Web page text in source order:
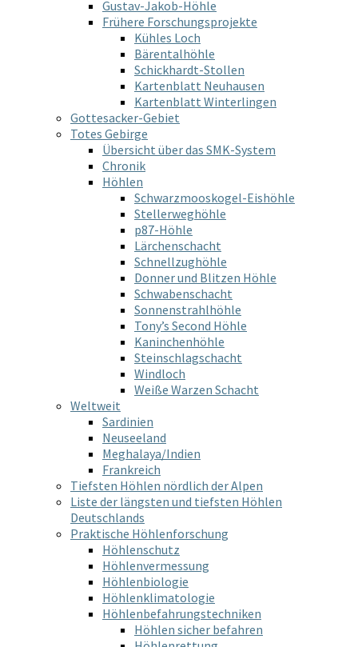
Gustav-Jakob-Höhle
Frühere Forschungsprojekte
Kühles Loch
Bärentalhöhle
Schickhardt-Stollen
Kartenblatt Neuhausen
Kartenblatt Winterlingen
Gottesacker-Gebiet
Totes Gebirge
Übersicht über das SMK-System
Chronik
Höhlen
Schwarzmooskogel-Eishöhle
Stellerweghöhle
p87-Höhle
Lärchenschacht
Schnellzughöhle
Donner und Blitzen Höhle
Schwabenschacht
Sonnenstrahlhöhle
Tony’s Second Höhle
Kaninchenhöhle
Steinschlagschacht
Windloch
Weiße Warzen Schacht
Weltweit
Sardinien
Neuseeland
Meghalaya/Indien
Frankreich
Tiefsten Höhlen nördlich der Alpen
Liste der längsten und tiefsten Höhlen
Deutschlands
Praktische Höhlenforschung
Höhlenschutz
Höhlenvermessung
Höhlenbiologie
Höhlenklimatologie
Höhlenbefahrungstechniken
Höhlen sicher befahren